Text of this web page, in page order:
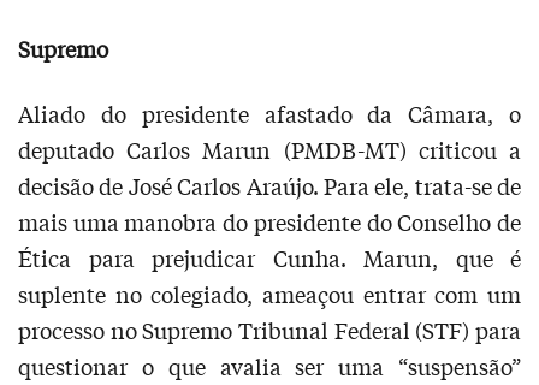
Supremo
Aliado do presidente afastado da Câmara, o
deputado Carlos Marun (PMDB-MT) criticou a
decisão de José Carlos Araújo. Para ele, trata-se de
mais uma manobra do presidente do Conselho de
Ética para prejudicar Cunha. Marun, que é
suplente no colegiado, ameaçou entrar com um
processo no Supremo Tribunal Federal (STF) para
questionar o que avalia ser uma “suspensão”